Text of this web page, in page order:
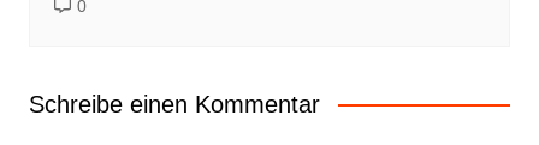
0
Schreibe einen Kommentar